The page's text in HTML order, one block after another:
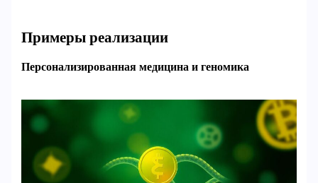
Примеры реализации
Персонализированная медицина и геномика